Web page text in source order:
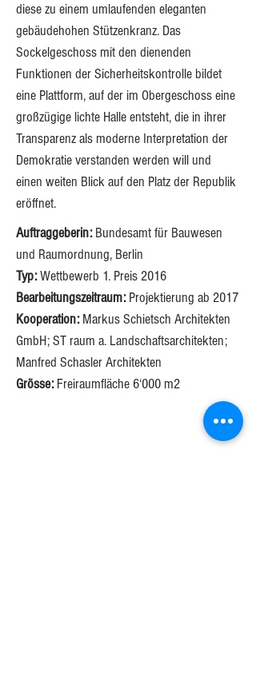
diese zu einem umlaufenden eleganten
gebäudehohen Stützenkranz. Das
Sockelgeschoss mit den dienenden
Funktionen der Sicherheitskontrolle bildet
eine Plattform, auf der im Obergeschoss eine
großzügige lichte Halle entsteht, die in ihrer
Transparenz als moderne Interpretation der
Demokratie verstanden werden will und
einen weiten Blick auf den Platz der Republik
eröffnet.
Auftraggeberin: Bundesamt für Bauwesen
Typ: Wettbewerb 1. Preis 2016
Bearbeitungszeitraum:
Kooperation: Markus Schietsch Architekten
GmbH; ST raum a. Landschaftsarchitekten;
Manfred Schasler Architekten
Grösse: Freiraumfläche 6‘000 m2